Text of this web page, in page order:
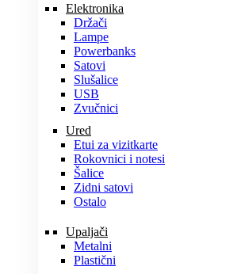
Elektronika
Držači
Lampe
Powerbanks
Satovi
Slušalice
USB
Zvučnici
Ured
Etui za vizitkarte
Rokovnici i notesi
Šalice
Zidni satovi
Ostalo
Upaljači
Metalni
Plastični